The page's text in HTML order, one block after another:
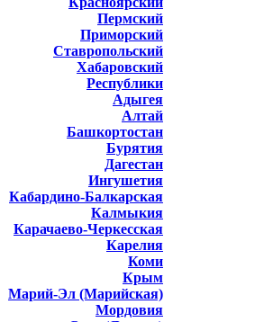
Пермский
Приморский
Ставропольский
Хабаровский
Республики
Адыгея
Алтай
Башкортостан
Бурятия
Дагестан
Ингушетия
Кабардино-Балкарская
Калмыкия
Карачаево-Черкесская
Карелия
Коми
Крым
Марий-Эл (Марийская)
Мордовия